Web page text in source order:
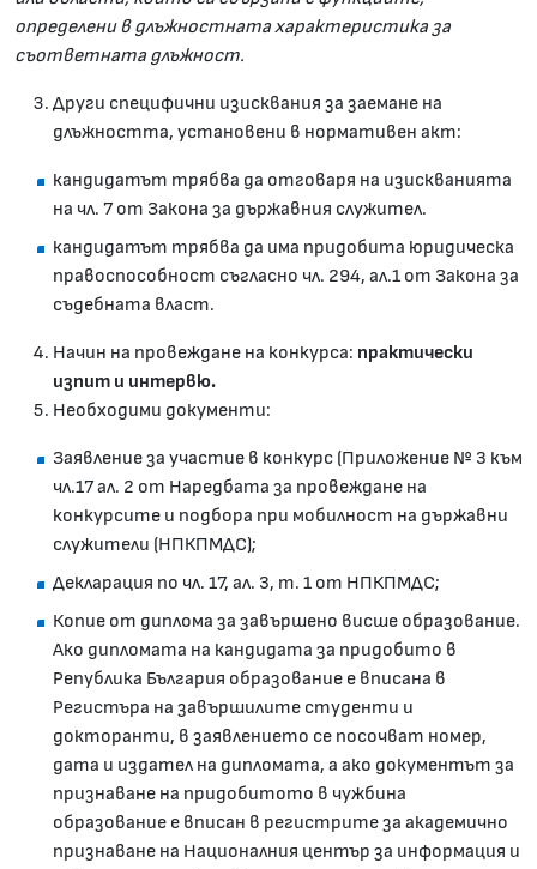
определени в длъжностната характеристика за
съответната длъжност.
Други специфични изисквания за заемане на
длъжността, установени в нормативен акт:
кандидатът трябва да отговаря на изискванията
на чл. 7 от Закона за държавния служител.
кандидатът трябва да има придобита юридическа
правоспособност съгласно чл. 294, ал.1 от Закона за
съдебната власт.
Начин на провеждане на конкурса: практически
изпит и интервю.
Необходими документи:
Заявление за участие в конкурс (Приложение № 3 към
чл.17 ал. 2 от Наредбата за провеждане на
конкурсите и подбора при мобилност на държавни
служители (НПКПМДС);
Декларация по чл. 17, ал. 3, т. 1 от НПКПМДС;
Копие от диплома за завършено висше образование.
Ако дипломата на кандидата за придобито в
Република България образование е вписана в
Регистъра на завършилите студенти и
докторанти, в заявлението се посочват номер,
дата и издател на дипломата, а ако документът за
признаване на придобитото в чужбина
образование е вписан в регистрите за академично
признаване на Националния център за информация и